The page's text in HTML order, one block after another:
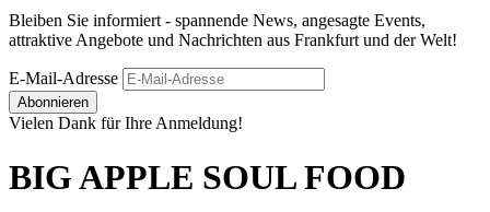
Bleiben Sie informiert - spannende News, angesagte Events,
attraktive Angebote und Nachrichten aus Frankfurt und der Welt!
E-Mail-Adresse
Abonnieren
Vielen Dank für Ihre Anmeldung!
BIG APPLE SOUL FOOD